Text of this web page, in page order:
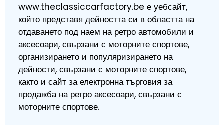
www.theclassiccarfactory.be е уебсайт,
който представя дейността си в областта на
отдаването под наем на ретро автомобили и
аксесоари, свързани с моторните спортове,
организирането и популяризирането на
дейности, свързани с моторните спортове,
както и сайт за електронна търговия за
продажба на ретро аксесоари, свързани с
моторните спортове.